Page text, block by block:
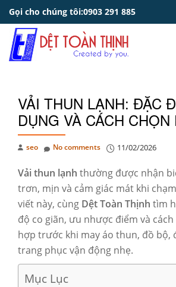
content
Gọi cho chúng tôi:0903 291 885
VẢI THUN LẠNH: ĐẶC
DỤNG VÀ CÁCH
seo 11/02/2026
No comments
Vải thun lạnh thường được nhận
trơn, mịn và cảm giác mát khi
viết này, cùng Dệt Toàn Thịnh tìm
độ co giãn, ưu nhược điểm và
hợp trước khi may áo thun, đồ bộ,
trang phục vận động nhẹ.
Mục Lục